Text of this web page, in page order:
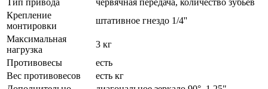
Тип привода
червячная передача, количество зубьев
Крепление
монтировки
штативное гнездо 1/4''
Максимальная
нагрузка
3 кг
Противовесы
есть
Вес противовесов
есть кг